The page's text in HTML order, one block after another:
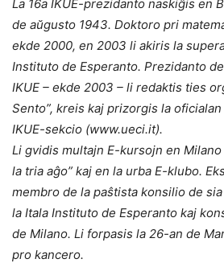
La 16a IKUE-prezidanto naskiĝis en
de aŭgusto 1943. Doktoro pri
ekde 2000, en 2003 li akiris la
Instituto de Esperanto. Prezidanto
IKUE – ekde 2003 – li redaktis ties
Sento”, kreis kaj prizorgis la
IKUE-sekcio (www.ueci.it).
Li gvidis multajn E-kursojn en
la tria aĝo” kaj en la urba E-klubo.
membro de la paŝtista konsilio de
la Itala Instituto de Esperanto kaj
de Milano. Li forpasis la 26-an de
pro kancero.